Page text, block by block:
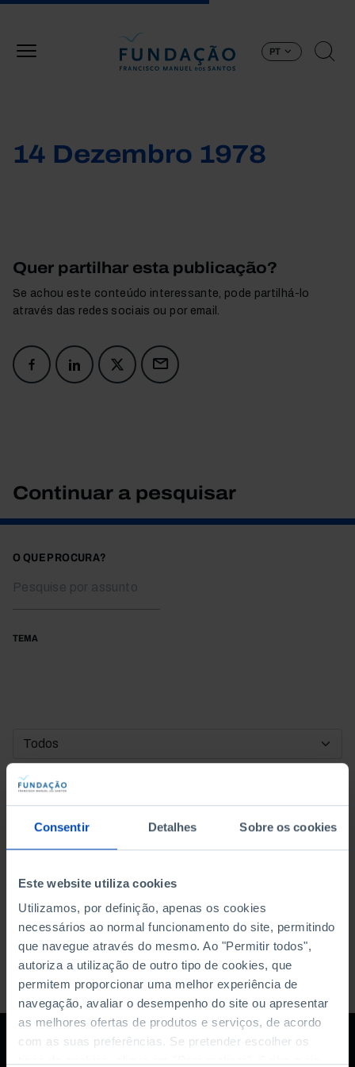
Consentir Detalhes Sobre os cookies
Este website utiliza cookies
Utilizamos, por definição, apenas os cookies
necessários ao normal funcionamento do site, permitindo
que navegue através do mesmo. Ao "Permitir todos",
autoriza a utilização de outro tipo de cookies, que
permitem proporcionar uma melhor experiência de
navegação, avaliar o desempenho do site ou apresentar
as melhores ofertas de produtos e serviços, de acordo
com as suas preferências. Se pretender escolher os
PT
14 Dezembro 1978
Quer partilhar esta publicação?
Se achou este conteúdo interessante, pode partilhá-lo
através das redes sociais ou por email.
Continuar a pesquisar
O QUE PROCURA?
TEMA
DATA DE INÍCIO
DATA DE FIM